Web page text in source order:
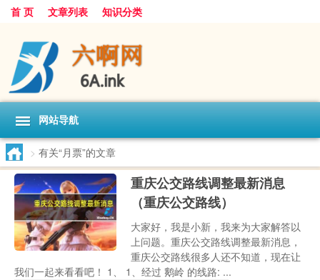
首 页 文章列表 知识分类
网站导航
> 有关“月票”的文章
重庆公交路线调整最新消息
（重庆公交路线）
大家好，我是小新，我来为大家解答以
上问题。重庆公交路线调整最新消息，
重庆公交路线很多人还不知道，现在让
我们一起来看看吧！ 1、 1、经过 鹅岭 的线路: ...